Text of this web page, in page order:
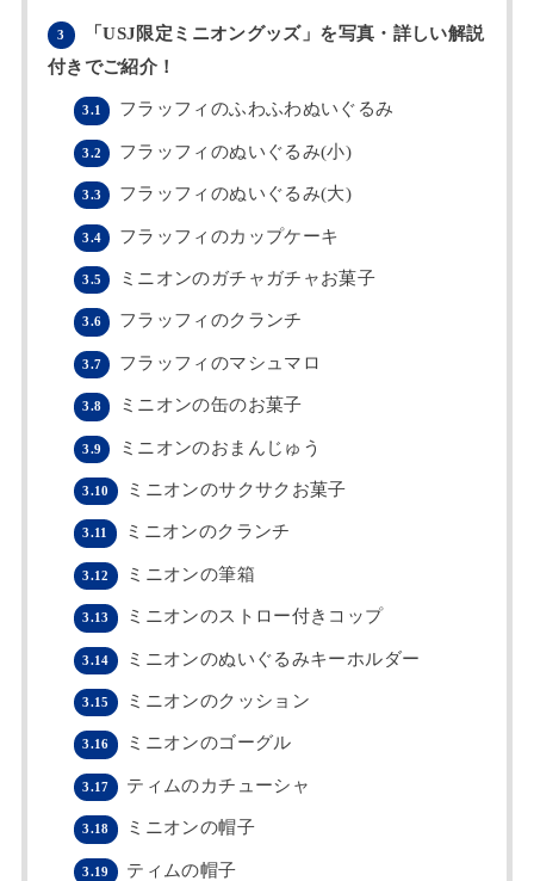
3
「USJ限定ミニオングッズ」を写真・詳しい解説
付きでご紹介！
3.1 フラッフィのふわふわぬいぐるみ
3.2 フラッフィのぬいぐるみ(小)
3.3 フラッフィのぬいぐるみ(大)
3.4 フラッフィのカップケーキ
3.5 ミニオンのガチャガチャお菓子
3.6 フラッフィのクランチ
3.7 フラッフィのマシュマロ
3.8 ミニオンの缶のお菓子
3.9 ミニオンのおまんじゅう
3.10 ミニオンのサクサクお菓子
3.11 ミニオンのクランチ
3.12 ミニオンの筆箱
3.13 ミニオンのストロー付きコップ
3.14 ミニオンのぬいぐるみキーホルダー
3.15 ミニオンのクッション
3.16 ミニオンのゴーグル
3.17 ティムのカチューシャ
3.18 ミニオンの帽子
3.19 ティムの帽子